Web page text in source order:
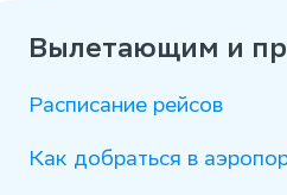
Вылетающим и
Расписание рейсов
Как добраться в